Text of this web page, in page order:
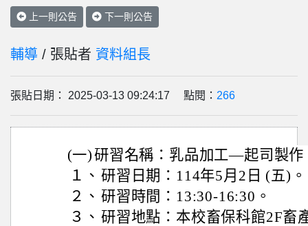
上一則公告 下一則公告
輔導 / 張貼者 資料組長
張貼日期： 2025-03-13 09:24:17 點閱： 266
(一)研習名稱：乳品加工—起司製作
１、 研習日期：114年5月2日 (五)。
２、 研習時間：13:30-16:30。
３、 研習地點：本校畜保科館2F畜